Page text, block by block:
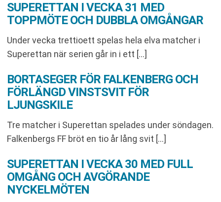
SUPERETTAN I VECKA 31 MED
TOPPMÖTE OCH DUBBLA OMGÅNGAR
Under vecka trettioett spelas hela elva matcher i
Superettan när serien går in i ett […]
BORTASEGER FÖR FALKENBERG OCH
FÖRLÄNGD VINSTSVIT FÖR
LJUNGSKILE
Tre matcher i Superettan spelades under söndagen.
Falkenbergs FF bröt en tio år lång svit […]
SUPERETTAN I VECKA 30 MED FULL
OMGÅNG OCH AVGÖRANDE
NYCKELMÖTEN